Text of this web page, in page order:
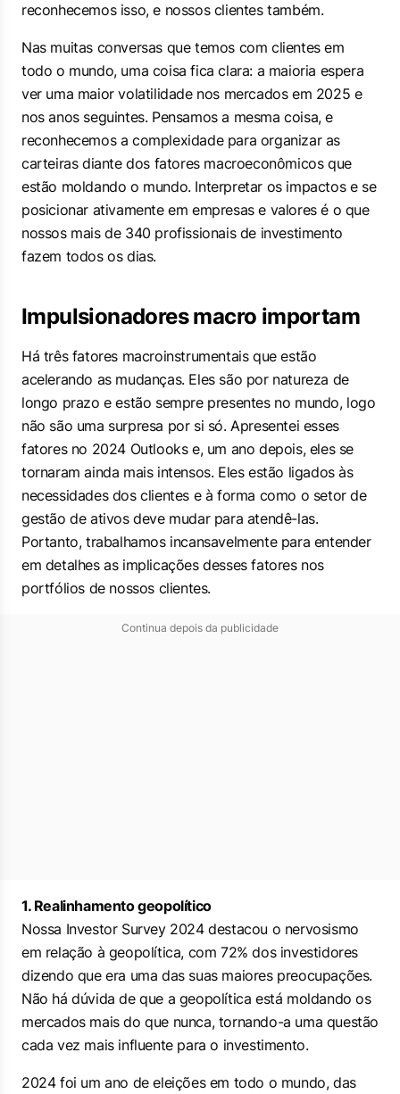
reconhecemos isso, e nossos clientes também.
Nas muitas conversas que temos com clientes em
todo o mundo, uma coisa fica clara: a maioria espera
ver uma maior volatilidade nos mercados em 2025 e
nos anos seguintes. Pensamos a mesma coisa, e
reconhecemos a complexidade para organizar as
carteiras diante dos fatores macroeconômicos que
estão moldando o mundo. Interpretar os impactos e se
posicionar ativamente em empresas e valores é o que
nossos mais de 340 profissionais de investimento
fazem todos os dias.
Impulsionadores macro importam
Há três fatores macroinstrumentais que estão
acelerando as mudanças. Eles são por natureza de
longo prazo e estão sempre presentes no mundo, logo
não são uma surpresa por si só. Apresentei esses
fatores no 2024 Outlooks e, um ano depois, eles se
tornaram ainda mais intensos. Eles estão ligados às
necessidades dos clientes e à forma como o setor de
gestão de ativos deve mudar para atendê-las.
Portanto, trabalhamos incansavelmente para entender
em detalhes as implicações desses fatores nos
portfólios de nossos clientes.
Continua depois da publicidade
1. Realinhamento geopolítico
Nossa Investor Survey 2024 destacou o nervosismo
em relação à geopolítica, com 72% dos investidores
dizendo que era uma das suas maiores preocupações.
Não há dúvida de que a geopolítica está moldando os
mercados mais do que nunca, tornando-a uma questão
cada vez mais influente para o investimento.
2024 foi um ano de eleições em todo o mundo, das